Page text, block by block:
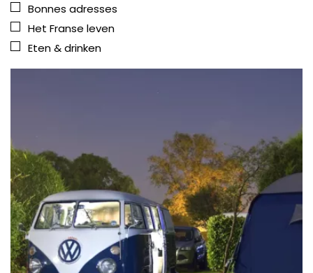
Bonnes adresses
Het Franse leven
Eten & drinken